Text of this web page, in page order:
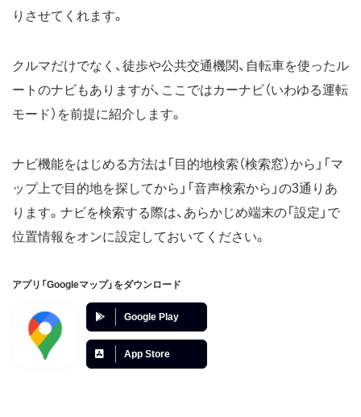
りさせてくれます。
クルマだけでなく、徒歩や公共交通機関、自転車を使ったル
ートのナビもありますが、ここではカーナビ（いわゆる運転
モード）を前提に紹介します。
ナビ機能をはじめる方法は「目的地検索（検索窓）から」「マ
ップ上で目的地を探してから」「音声検索から」の3通りあ
ります。ナビを検索する際は、あらかじめ端末の「設定」で
位置情報をオンに設定しておいてください。
アプリ「Googleマップ」をダウンロード
Google Play
App Store